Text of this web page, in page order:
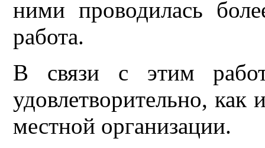
ними проводилась
работа.
В связи с этим
удовлетворительно, как
местной организации.